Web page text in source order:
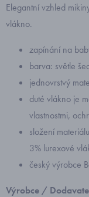
Elegantní vzhled
vlákno.
zapínání na
barva: světle
jednovrstvý
duté vlákno je
vlastnostmi,
složení
3% lurexové
český výrobce
Výrobce /